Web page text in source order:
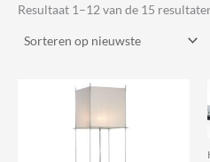
Resultaat 1–12 van de 15